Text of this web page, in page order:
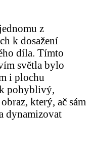
z
k dosažení
díla. Tímto
světla bylo
i plochu
pohyblivý,
který, ač sám
dynamizovat